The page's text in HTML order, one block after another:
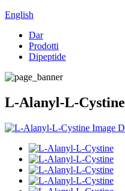
English
Dar
Prodotti
Dipeptide
L-Alanyl-L-Cystine